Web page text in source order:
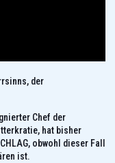
der
Chef der
hat bisher
obwohl dieser Fall
ist.